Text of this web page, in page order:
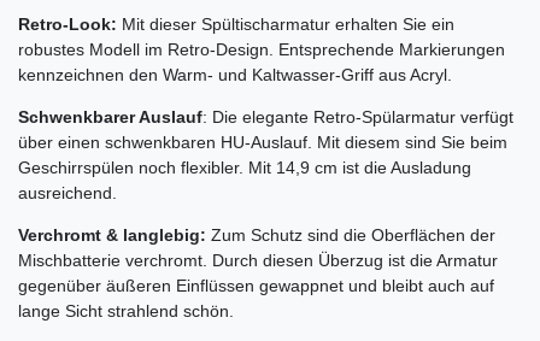
Retro-Look: Mit dieser Spültischarmatur erhalten Sie ein
robustes Modell im Retro-Design. Entsprechende Markierungen
kennzeichnen den Warm- und Kaltwasser-Griff aus Acryl.
Schwenkbarer Auslauf: Die elegante Retro-Spülarmatur verfügt
über einen schwenkbaren HU-Auslauf. Mit diesem sind Sie beim
Geschirrspülen noch flexibler. Mit 14,9 cm ist die Ausladung
ausreichend.
Verchromt & langlebig: Zum Schutz sind die Oberflächen der
Mischbatterie verchromt. Durch diesen Überzug ist die Armatur
gegenüber äußeren Einflüssen gewappnet und bleibt auch auf
lange Sicht strahlend schön.